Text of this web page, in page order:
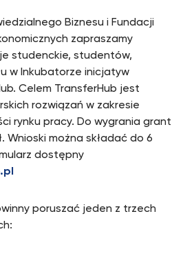
Biznesu i Fundacji
zapraszamy
studenckie, studentów,
w Inkubatorze inicjatyw
Celem TransferHub jest
rozwiązań w zakresie
rynku pracy. Do wygrania grant
Wnioski można składać do 6
dostępny
poruszać jeden z trzech